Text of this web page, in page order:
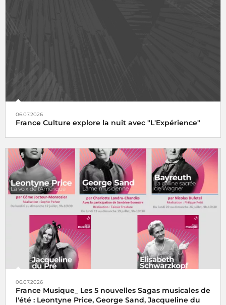
06.07.2026
France Culture explore la nuit avec "L'Expérience"
06.07.2026
France Musique_ Les 5 nouvelles Sagas musicales de
l'été : Leontyne Price, George Sand, Jacqueline du